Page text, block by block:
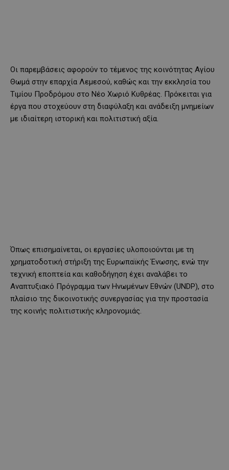
Οι παρεμβάσεις αφορούν το τέμενος της κοινότητας Αγίου
Θωμά στην επαρχία Λεμεσού, καθώς και την εκκλησία του
Τιμίου Προδρόμου στο Νέο Χωριό Κυθρέας. Πρόκειται για
έργα που στοχεύουν στη διαφύλαξη και ανάδειξη μνημείων
με ιδιαίτερη ιστορική και πολιτιστική αξία.
Όπως επισημαίνεται, οι εργασίες υλοποιούνται με τη
χρηματοδοτική στήριξη της Ευρωπαϊκής Ένωσης, ενώ την
τεχνική εποπτεία και καθοδήγηση έχει αναλάβει το
Αναπτυξιακό Πρόγραμμα των Ηνωμένων Εθνών (UNDP), στο
πλαίσιο της δικοινοτικής συνεργασίας για την προστασία
της κοινής πολιτιστικής κληρονομιάς.